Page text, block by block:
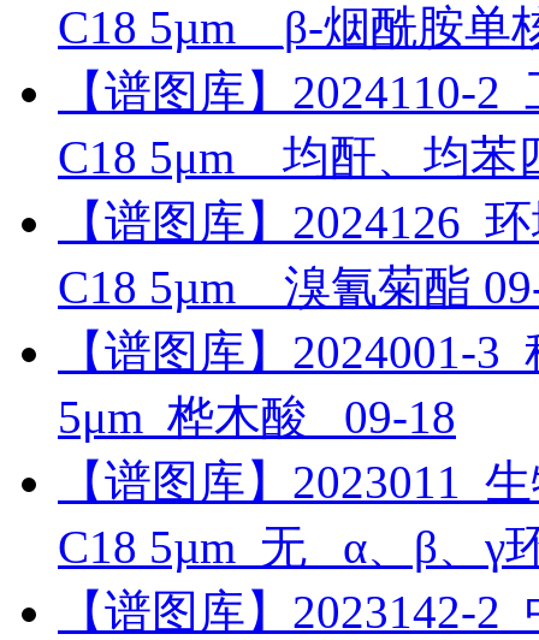
C18 5µm__β-烟酰胺单
【谱图库】2024110-
C18 5μm__均酐、均
【谱图库】2024126_
C18 5µm__溴氰菊酯
【谱图库】2024001-
5μm_桦木酸_ 09-18
【谱图库】2023011_
C18 5µm_无 _α、β、γ
【谱图库】2023142-